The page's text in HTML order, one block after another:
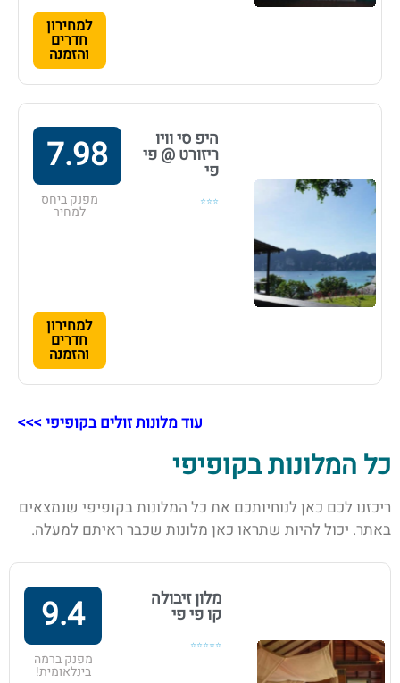
למחירון
חדרים
והזמנה
היפ סי וויו
ריזורט @ פי
פי
⭐⭐⭐
7.98
מפנק ביחס
למחיר
למחירון
חדרים
והזמנה
עוד מלונות זולים בקופיפי >>>
כל המלונות בקופיפי
ריכזנו לכם כאן לנוחיותכם את כל המלונות בקופיפי שנמצאים
באתר. יכול להיות שתראו כאן מלונות שכבר ראיתם למעלה.
מלון זיבולה
קו פי פי
⭐⭐⭐⭐⭐
9.4
מפנק ברמה
בינלאומית!